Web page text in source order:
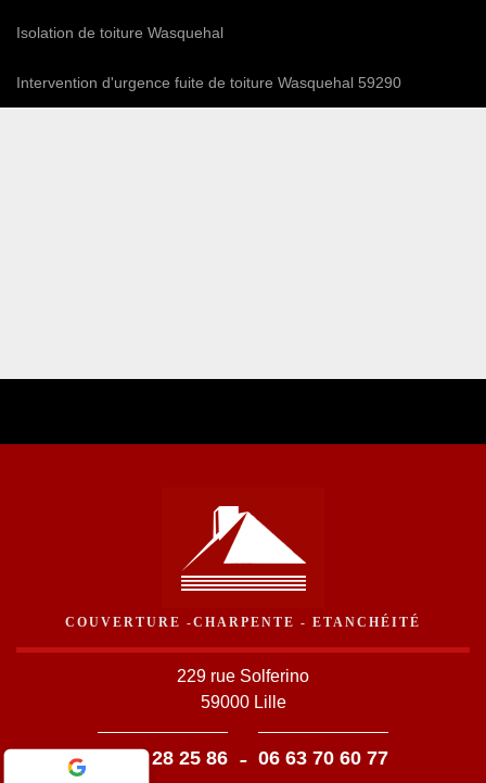
Isolation de toiture Wasquehal
Intervention d'urgence fuite de toiture Wasquehal 59290
COUVERTURE -CHARPENTE - ETANCHÉITÉ
229 rue Solferino
59000 Lille
03 59 28 25 86 - 06 63 70 60 77